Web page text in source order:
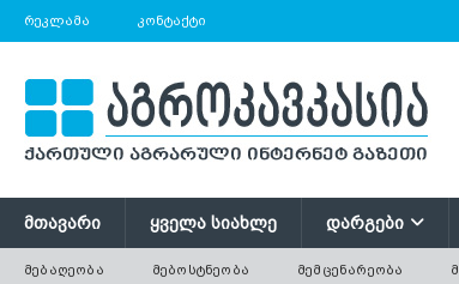
ᲠᲔᲙᲚᲐᲛᲐ ᲙᲝᲜᲢᲐᲥᲢᲘ
ᲛᲗᲐᲕᲐᲠᲘ ᲧᲕᲔᲚᲐ ᲡᲘᲐᲮᲚᲔ ᲓᲐᲠᲒᲔᲑᲘ
ᲛᲔᲑᲐᲦᲔᲝᲑᲐ ᲛᲔᲑᲝᲡᲢᲜᲔᲝᲑᲐ ᲛᲔᲛᲪᲔᲜᲐᲠᲔᲝᲑᲐ